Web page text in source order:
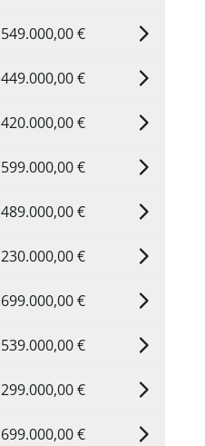
549.000,00 €
449.000,00 €
420.000,00 €
599.000,00 €
489.000,00 €
230.000,00 €
699.000,00 €
539.000,00 €
299.000,00 €
699.000,00 €